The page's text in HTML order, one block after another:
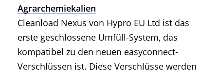
Agrarchemiekalien
Cleanload Nexus von Hypro EU Ltd ist das
erste geschlossene Umfüll-System, das
kompatibel zu den neuen easyconnect-
Verschlüssen ist. Diese Verschlüsse werden